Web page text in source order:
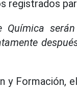
registrados
y Formación,